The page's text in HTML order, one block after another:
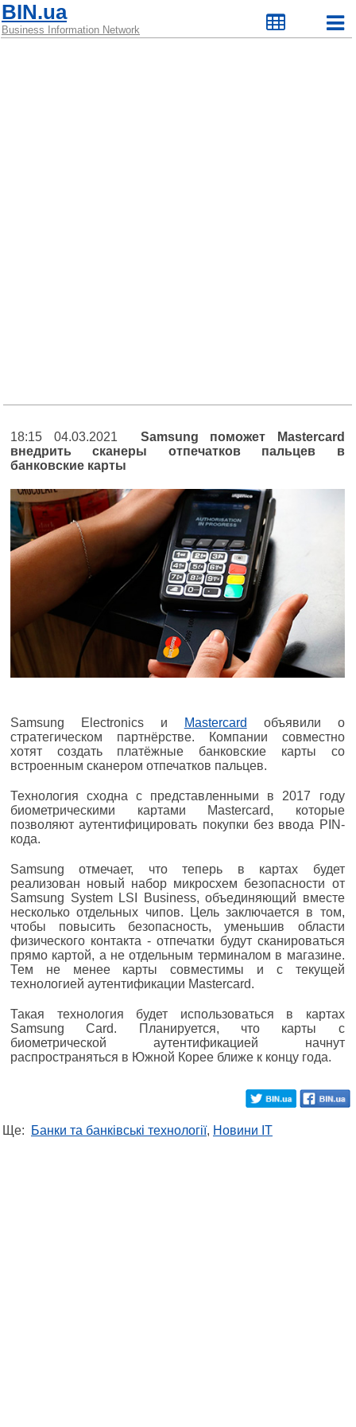
BIN.ua
Business Information Network
18:15 04.03.2021 Samsung поможет Mastercard
внедрить сканеры отпечатков пальцев в
банковские карты
Samsung Electronics и Mastercard
объявили о
стратегическом партнёрстве. Компании совместно
хотят создать платёжные банковские карты со
встроенным сканером отпечатков пальцев.
Технология сходна с представленными в 2017 году
биометрическими картами Mastercard, которые
позволяют аутентифицировать покупки без ввода PIN-
кода.
Samsung отмечает, что теперь в картах будет
реализован новый набор микросхем безопасности от
Samsung System LSI Business, объединяющий вместе
несколько отдельных чипов. Цель заключается в том,
чтобы повысить безопасность, уменьшив области
физического контакта - отпечатки будут сканироваться
прямо картой, а не отдельным терминалом в магазине.
Тем не менее карты совместимы и с текущей
технологией аутентификации Mastercard.
Такая технология будет использоваться в картах
Samsung Card. Планируется, что карты с
биометрической аутентификацией начнут
распространяться в Южной Корее ближе к концу года.
Ще: Банки та банківські технології, Новини IT